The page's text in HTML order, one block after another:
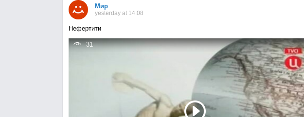
Мир
yesterday at 14:08
Нефертити
31